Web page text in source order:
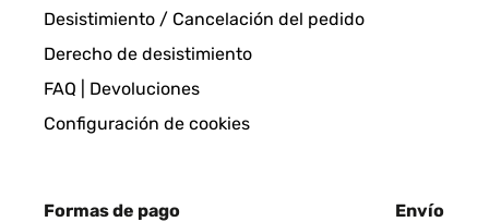
Desistimiento / Cancelación del pedido
Derecho de desistimiento
FAQ | Devoluciones
Configuración de cookies
Formas de pago Envío